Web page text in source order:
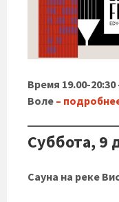
Время 19.00-
Воле –
Суббота, 9
Сауна на реке